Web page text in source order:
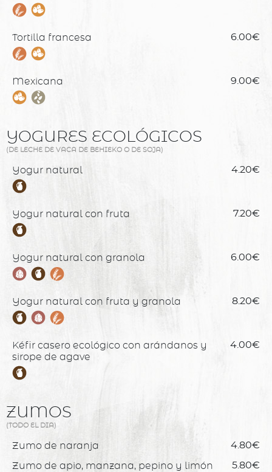
Tortilla francesa 6.00€
Mexicana 9.00€
YOGURES ECOLÓGICOS
(DE LECHE DE VACA DE BEHIEKO O DE SOJA)
Yogur natural 4.20€
Yogur natural con fruta 7.20€
Yogur natural con granola 6.00€
Yogur natural con fruta y granola 8.20€
Kéfir casero ecológico con arándanos y
sirope de agave
4.00€
ZUMOS
(TODO EL DIA)
Zumo de naranja 4.80€
Zumo de apio, manzana, pepino y limón 5.80€